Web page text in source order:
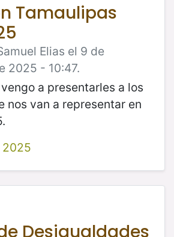
Tamaulipas
Elias el 9 de
2025 - 10:47.
a presentarles a los
nos van a representar en
2025
Desigualdades